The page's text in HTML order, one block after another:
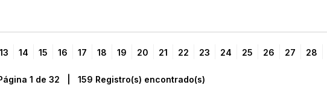
13 14 15 16 17 18 19 20 21 22 23 24 25 26 27 28
1 de 32 | 159 Registro(s) encontrado(s)